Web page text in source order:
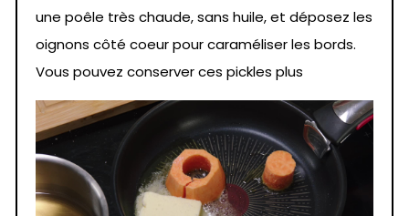
une poêle très chaude, sans huile, et déposez les
oignons côté coeur pour caraméliser les bords.
Vous pouvez conserver ces pickles plus